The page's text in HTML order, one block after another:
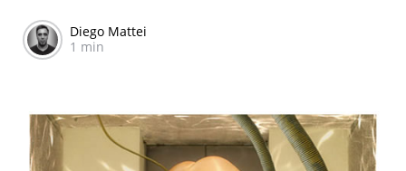
Diego Mattei
1 min